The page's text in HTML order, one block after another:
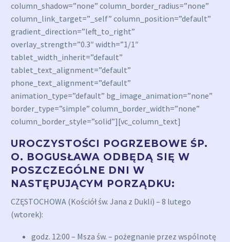
column_shadow=”none” column_border_radius=”none”
column_link_target=”_self” column_position=”default”
gradient_direction=”left_to_right”
overlay_strength=”0.3″ width=”1/1″
tablet_width_inherit=”default”
tablet_text_alignment=”default”
phone_text_alignment=”default”
animation_type=”default” bg_image_animation=”none”
border_type=”simple” column_border_width=”none”
column_border_style=”solid”][vc_column_text]
UROCZYSTOŚCI POGRZEBOWE ŚP.
O. BOGUSŁAWA ODBĘDĄ SIĘ W
POSZCZEGÓLNE DNI W
NASTĘPUJĄCYM PORZĄDKU:
CZĘSTOCHOWA (Kościół św. Jana z Dukli) – 8 lutego
(wtorek):
godz. 12:00 – Msza św. – pożegnanie przez wspólnotę